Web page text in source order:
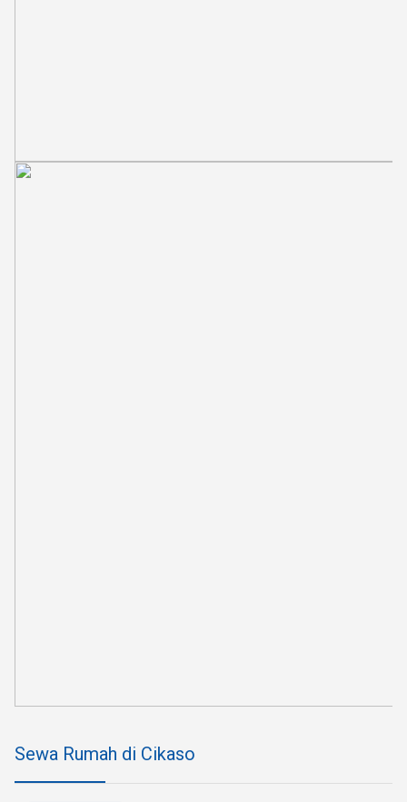
Sewa Rumah di Cikaso